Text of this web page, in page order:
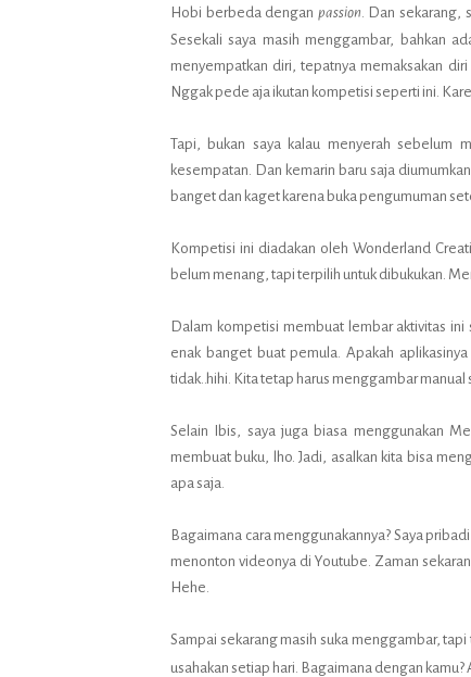
Hobi berbeda dengan passion . Dan sekarang,
Sesekali saya masih menggambar, bahkan
menyempatkan diri, tepatnya memaksakan
Nggak pede aja ikutan kompetisi seperti ini.
Tapi, bukan saya kalau menyerah sebelum
kesempatan. Dan kemarin baru saja
banget dan kaget karena buka pengumuman
Kompetisi ini diadakan oleh Wonderland
belum menang, tapi terpilih untuk dibukukan.
Dalam kompetisi membuat lembar aktivitas
enak banget buat pemula. Apakah
tidak..hihi. Kita tetap harus menggambar manual
Selain Ibis, saya juga biasa menggunakan
membuat buku, lho. Jadi, asalkan kita bisa
apa saja.
Bagaimana cara menggunakannya? Saya
menonton videonya di Youtube. Zaman
Hehe.
Sampai sekarang masih suka menggambar,
usahakan setiap hari. Bagaimana dengan kamu?